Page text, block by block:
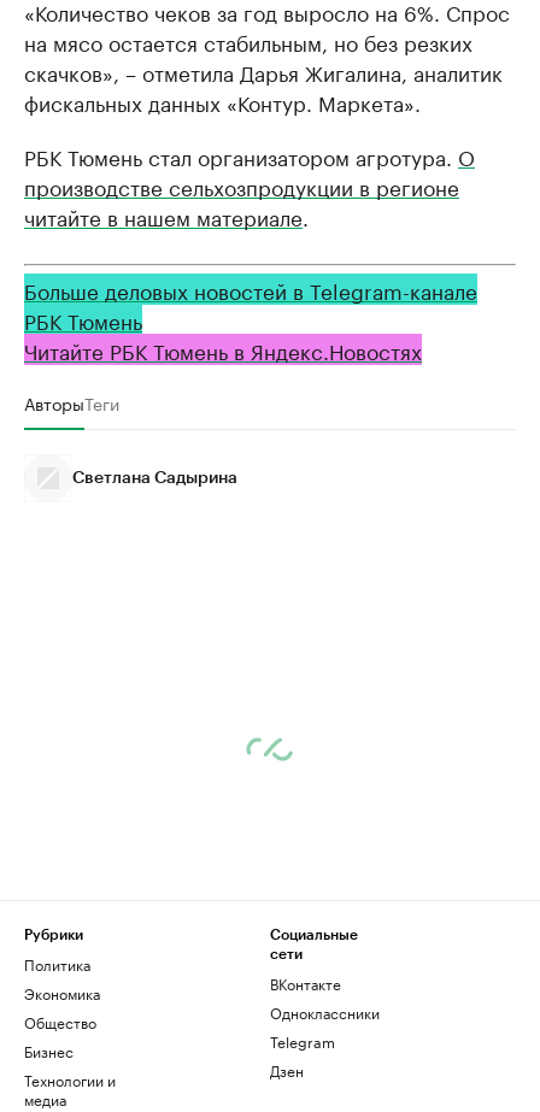
«Количество чеков за год выросло на 6%. Спрос
на мясо остается стабильным, но без резких
скачков», – отметила Дарья Жигалина, аналитик
фискальных данных «Контур. Маркета».
РБК Тюмень стал организатором агротура. О
производстве сельхозпродукции в регионе
читайте в нашем материале.
Больше деловых новостей в Telegram-канале
РБК Тюмень
Читайте РБК Тюмень в Яндекс.Новостях
АвторыТеги
Светлана Садырина
Рубрики
Политика
Экономика
Общество
Бизнес
Технологии и
медиа
Социальные
сети
ВКонтакте
Одноклассники
Telegram
Дзен